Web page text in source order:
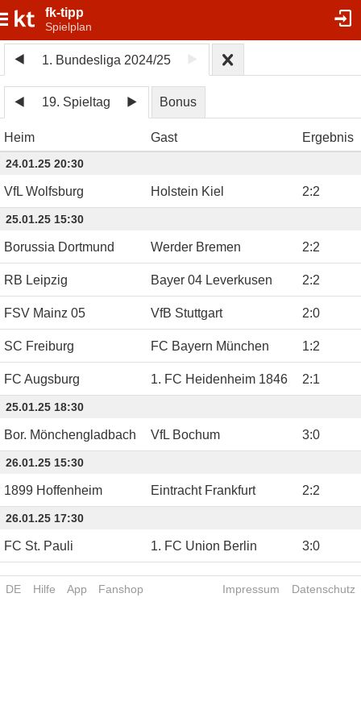
fk-tipp
Spielplan
1. Bundesliga 2024/25
19. Spieltag Bonus
Heim Gast Ergebnis
24.01.25 20:30
VfL Wolfsburg Holstein Kiel 2:2
25.01.25 15:30
Borussia Dortmund Werder Bremen 2:2
RB Leipzig Bayer 04 Leverkusen 2:2
FSV Mainz 05 VfB Stuttgart 2:0
SC Freiburg FC Bayern München 1:2
FC Augsburg 1. FC Heidenheim 1846 2:1
25.01.25 18:30
Bor. Mönchengladbach VfL Bochum 3:0
26.01.25 15:30
1899 Hoffenheim Eintracht Frankfurt 2:2
26.01.25 17:30
FC St. Pauli 1. FC Union Berlin 3:0
DE Hilfe App Fanshop Impressum Datenschutz